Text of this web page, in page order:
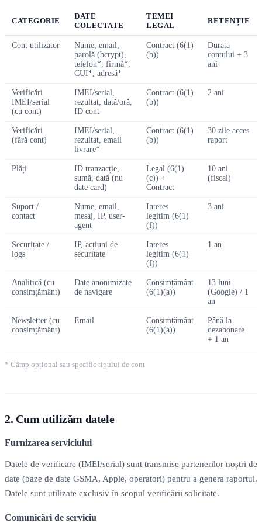
CATEGORIE
DATE
COLECTATE
TEMEI
LEGAL
RETENȚIE
Cont utilizator
Nume, email,
parolă (bcrypt),
telefon*, firmă*,
CUI*, adresă*
Contract (6(1)
(b))
Durata
contului + 3
ani
Verificări
IMEI/serial
(cu cont)
IMEI/serial,
rezultat, dată/oră,
ID cont
Contract (6(1)
(b))
2 ani
Verificări
(fără cont)
IMEI/serial,
rezultat, email
livrare*
Contract (6(1)
(b))
30 zile acces
raport
Plăți
ID tranzacție,
sumă, dată (nu
date card)
Legal (6(1)
(c)) +
Contract
10 ani
(fiscal)
Suport /
contact
Nume, email,
mesaj, IP, user-
agent
Interes
legitim (6(1)
(f))
3 ani
Securitate /
logs
IP, acțiuni de
securitate
Interes
legitim (6(1)
(f))
1 an
Analitică (cu
consimțământ)
Date anonimizate
de navigare
Consimțământ
(6(1)(a))
13 luni
(Google) / 1
an
Newsletter (cu
consimțământ)
Email
Consimțământ
(6(1)(a))
Până la
dezabonare
+ 1 an
* Câmp opțional sau specific tipului de cont
2. Cum utilizăm datele
Furnizarea serviciului
Datele de verificare (IMEI/serial) sunt transmise partenerilor noștri de
date (baze de date GSMA, Apple, operatori) pentru a genera raportul.
Datele sunt utilizate exclusiv în scopul verificării solicitate.
Comunicări de serviciu